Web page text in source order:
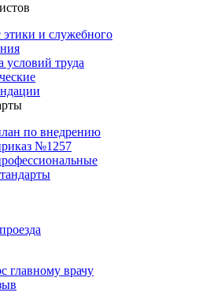
этики и служебного
условий труда
по внедрению
№1257
главному врачу